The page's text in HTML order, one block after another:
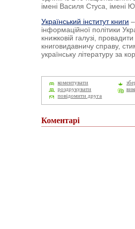
імені Василя Стуса, імені
Український інститут книги
інформаційної політики
книжковій галузі,
книговидавничу справу,
українську літературу за
коментувати
роздрукувати
повідомити друга
Коментарі